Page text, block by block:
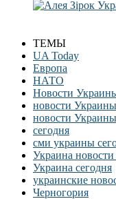
ТЕМЫ
UA Today
Европа
НАТО
Новости
новости
новости
сегодня
сми украины
Украина новости
Украина сегодня
украинские
Черногория